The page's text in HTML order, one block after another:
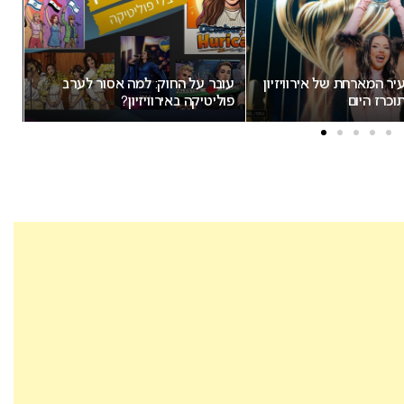
למה אסור לערב
זוכה האירוויזיון האירי מחרים את
התחרות בעקבות השתתפות ישראל